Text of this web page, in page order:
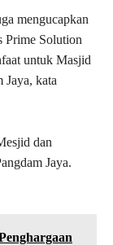
mengucapkan
Prime Solution
untuk Masjid
Jaya, kata
dan
Jaya.